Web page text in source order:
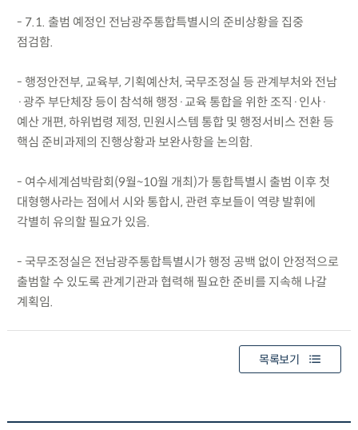
- 7.1. 출범 예정인 전남광주통합특별시의 준비상황을 집중
점검함.
- 행정안전부, 교육부, 기획예산처, 국무조정실 등 관계부처와 전남
·광주 부단체장 등이 참석해 행정·교육 통합을 위한 조직·인사·
예산 개편, 하위법령 제정, 민원시스템 통합 및 행정서비스 전환 등
핵심 준비과제의 진행상황과 보완사항을 논의함.
- 여수세계섬박람회(9월~10월 개최)가 통합특별시 출범 이후 첫
대형행사라는 점에서 시와 통합시, 관련 후보들이 역량 발휘에
각별히 유의할 필요가 있음.
- 국무조정실은 전남광주통합특별시가 행정 공백 없이 안정적으로
출범할 수 있도록 관계기관과 협력해 필요한 준비를 지속해 나갈
계획임.
목록보기